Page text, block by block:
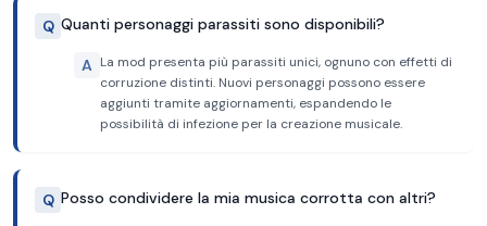
Q Quanti personaggi parassiti sono disponibili?
A La mod presenta più parassiti unici, ognuno con effetti di
corruzione distinti. Nuovi personaggi possono essere
aggiunti tramite aggiornamenti, espandendo le
possibilità di infezione per la creazione musicale.
Q Posso condividere la mia musica corrotta con altri?